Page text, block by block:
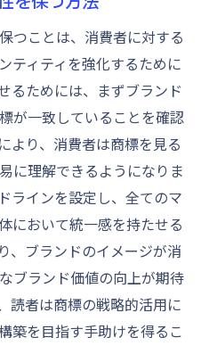
つことは、消費者に対する
ティティを強化するために
るためには、まずブランド
が一致していることを確認
より、消費者は商標を見る
に理解できるようになりま
ラインを設定し、全てのマ
において統一感を持たせる
、ブランドのイメージが消
ブランド価値の向上が期待
読者は商標の戦略的活用に
築を目指す手助けを得るこ